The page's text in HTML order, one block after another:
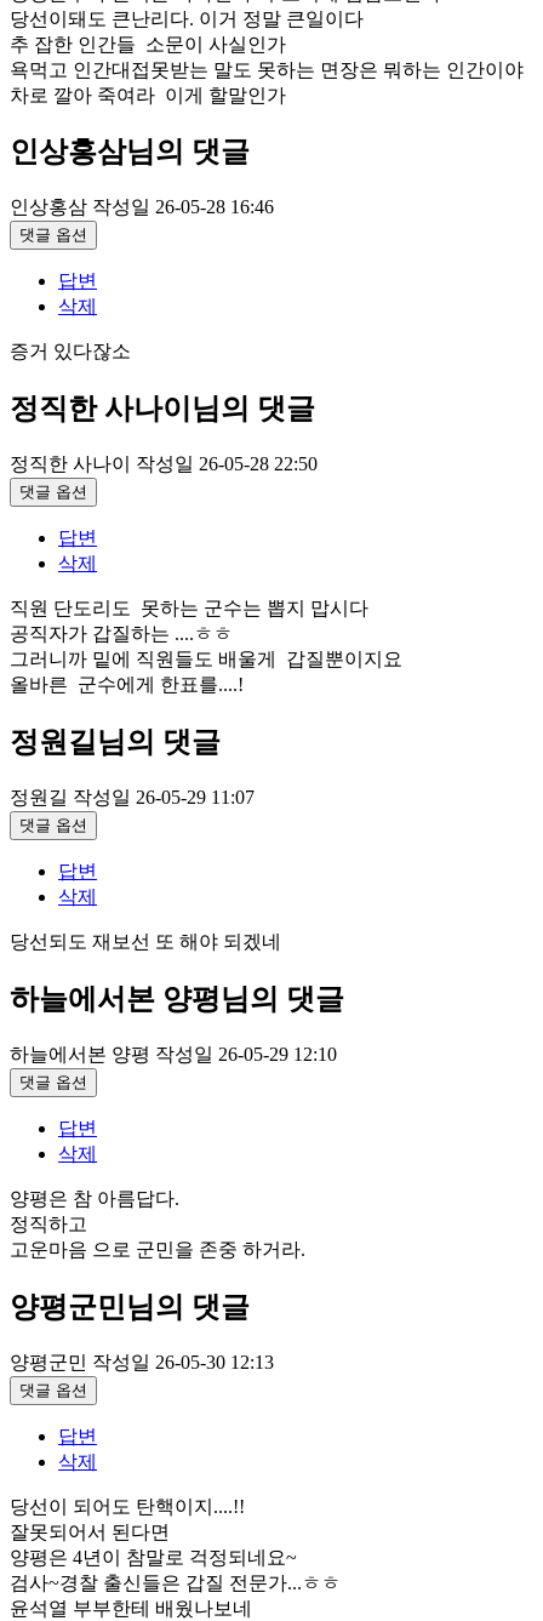
당선이돼도 큰난리다. 이거 정말 큰일이다
추 잡한 인간들 소문이 사실인가
욕먹고 인간대접못받는 말도 못하는 면장은 뭐하는 인간이야
차로 깔아 죽여라 이게 할말인가
인상홍삼님의 댓글
인상홍삼 작성일 26-05-28 16:46
댓글 옵션
답변
삭제
증거 있다잖소
정직한 사나이님의 댓글
정직한 사나이 작성일 26-05-28 22:50
댓글 옵션
답변
삭제
직원 단도리도 못하는 군수는 뽑지 맙시다
공직자가 갑질하는 ....ㅎㅎ
그러니까 밑에 직원들도 배울게 갑질뿐이지요
올바른 군수에게 한표를....!
정원길님의 댓글
정원길 작성일 26-05-29 11:07
댓글 옵션
답변
삭제
당선되도 재보선 또 해야 되겠네
하늘에서본 양평님의 댓글
하늘에서본 양평 작성일 26-05-29 12:10
댓글 옵션
답변
삭제
양평은 참 아름답다.
정직하고
고운마음 으로 군민을 존중 하거라.
양평군민님의 댓글
양평군민 작성일 26-05-30 12:13
댓글 옵션
답변
삭제
당선이 되어도 탄핵이지....!!
잘못되어서 된다면
양평은 4년이 참말로 걱정되네요~
검사~경찰 출신들은 갑질 전문가...ㅎㅎ
윤석열 부부한테 배웠나보네